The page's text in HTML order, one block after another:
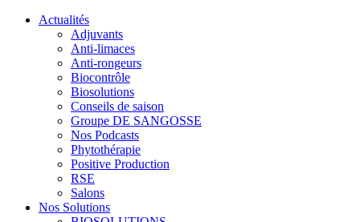
Actualités
Adjuvants
Anti-limaces
Anti-rongeurs
Biocontrôle
Biosolutions
Conseils de saison
Groupe DE SANGOSSE
Nos Podcasts
Phytothérapie
Positive Production
RSE
Salons
Nos Solutions